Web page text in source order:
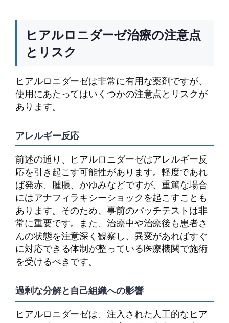
ヒアルロニダーゼ治療の注意点
とリスク
ヒアルロニダーゼは非常に有用な薬剤ですが、
使用にあたってはいくつかの注意点とリスクが
あります。
アレルギー反応
前述の通り、ヒアルロニダーゼはアレルギー反
応を引き起こす可能性があります。軽度であれ
ば発赤、腫脹、かゆみなどですが、重篤な場合
にはアナフィラキシーショックを起こすことも
あります。そのため、事前のパッチテストは非
常に重要です。また、治療中や治療後も患者さ
んの状態を注意深く観察し、異変があればすぐ
に対応できる体制が整っている医療機関で施術
を受けるべきです。
過剰な分解と自己組織への影響
ヒアルロニダーゼは、注入された人工的なヒア